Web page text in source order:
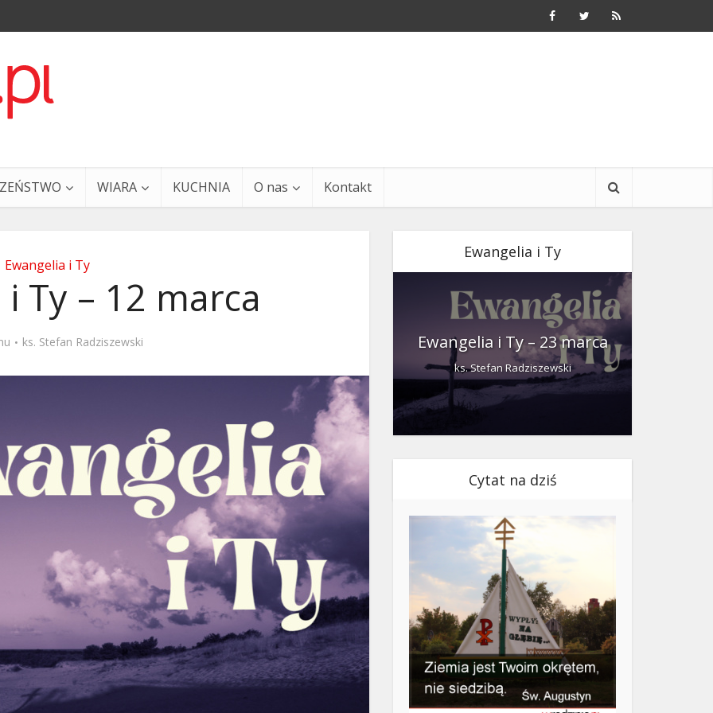
WIARA KUCHNIA O nas Kontakt
Ewangelia i Ty
Ty – 12 marca
ks. Stefan Radziszewski
Ewangelia i Ty
i Ty – 29 grudnia Ewangelia i Ty – 23 marca
ks. Stefan Radziszewski
Cytat na dziś